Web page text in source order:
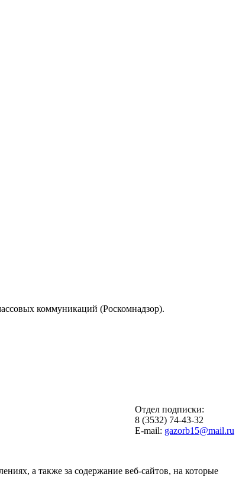
коммуникаций (Роскомнадзор).
Отдел подписки:
8 (3532) 74-43-32
E-mail: gazorb15@mail.ru
а также за содержание веб-сайтов, на которые